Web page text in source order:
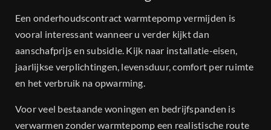
Een onderhoudscontract warmtepomp vermijden is
vooral interessant wanneer u verder kijkt dan
aanschafprijs en subsidie. Kijk naar installatie-eisen,
jaarlijkse verplichtingen, levensduur, comfort per ruimte
en het verbruik na opwarming.
Voor veel bestaande woningen en bedrijfspanden is
verwarmen zonder warmtepomp een realistische route